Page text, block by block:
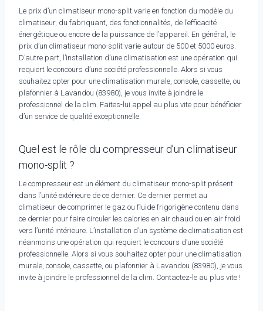
Le prix d’un climatiseur mono-split varie en fonction du modèle du
climatiseur, du fabriquant, des fonctionnalités, de l’efficacité
énergétique ou encore de la puissance de l’appareil. En général, le
prix d’un climatiseur mono-split varie autour de 500 et 5000 euros.
D’autre part, l’installation d’une climatisation est une opération qui
requiert le concours d’une société professionnelle. Alors si vous
souhaitez opter pour une climatisation murale, console, cassette, ou
plafonnier à Lavandou (83980), je vous invite à joindre le
professionnel de la clim. Faites-lui appel au plus vite pour bénéficier
d’un service de qualité exceptionnelle.
Quel est le rôle du compresseur d’un climatiseur
mono-split ?
Le compresseur est un élément du climatiseur mono-split présent
dans l’unité extérieure de ce dernier. Ce dernier permet au
climatiseur de comprimer le gaz ou fluide frigorigène contenu dans
ce dernier pour faire circuler les calories en air chaud ou en air froid
vers l’unité intérieure. L’installation d’un système de climatisation est
néanmoins une opération qui requiert le concours d’une société
professionnelle. Alors si vous souhaitez opter pour une climatisation
murale, console, cassette, ou plafonnier à Lavandou (83980), je vous
invite à joindre le professionnel de la clim. Contactez-le au plus vite !